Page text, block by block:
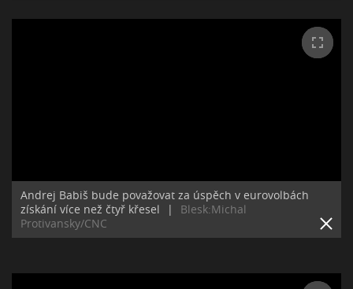
Andrej Babiš bude považovat za úspěch v eurovolbách
získání více než čtyř křesel
|
Blesk:Michal
Protivansky/CNC